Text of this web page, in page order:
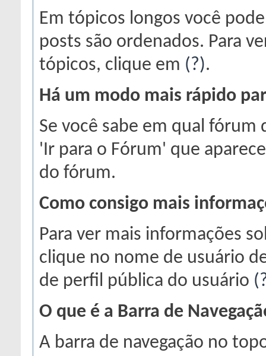
Em tópicos longos você
posts são ordenados. Para
tópicos, clique em (?).
Há um modo mais rápido
Se você sabe em qual
'Ir para o Fórum' que
do fórum.
Como consigo mais
Para ver mais informações
clique no nome de usuário
de perfil pública do usuário
O que é a Barra de
A barra de navegação no